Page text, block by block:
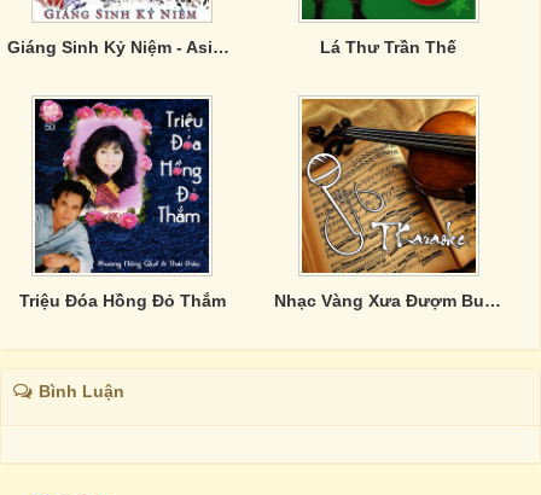
Giáng Sinh Kỷ Niệm - Asia CD 325 Lá Thư Trần Thế
Triệu Đóa Hồng Đỏ Thắm Nhạc Vàng Xưa Đượm Buồn
Bình Luận